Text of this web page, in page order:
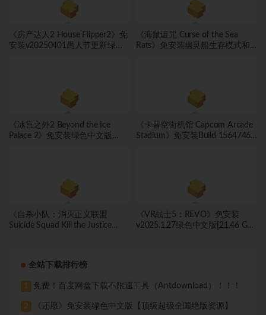
《房产达人2 House Flipper2》免
安装v20250401愚人节更新绿色
《海鼠诅咒 Curse of the Sea
Rats》免安装幽灵船生存模式和
《冰宫之外2 Beyond the Ice
Palace 2》免安装绿色中文版
《卡普空街机馆 Capcom Arcade
Stadium》免安装Build 15647467
《自杀小队：消灭正义联盟
Suicide Squad Kill the Justice
《VR战士5：REVO》免安装
v2025.1.27绿色中文版[21.46 GB]
全站下载排行榜
1 免费！百度网盘下载不限速工具（Antdownload）！！！
2
《还愿》免安装绿色中文版【顶级超级全国绝版资源】